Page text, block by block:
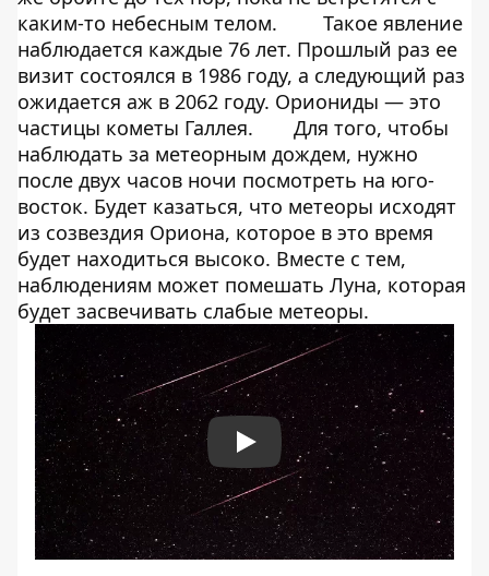
каким-то небесным телом.
Такое явление
наблюдается каждые 76 лет. Прошлый раз ее
визит состоялся в 1986 году, а следующий раз
ожидается аж в 2062 году. Ориониды — это
частицы кометы Галлея.
Для того, чтобы
наблюдать за метеорным дождем, нужно
после двух часов ночи посмотреть на юго-
восток. Будет казаться, что метеоры исходят
из созвездия Ориона, которое в это время
будет находиться высоко. Вместе с тем,
наблюдениям может помешать Луна, которая
будет засвечивать слабые метеоры.
Play